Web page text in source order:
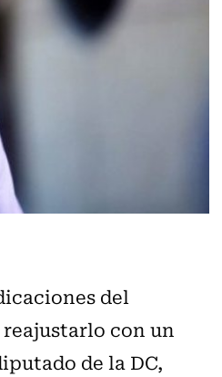
del
con un
de la DC,